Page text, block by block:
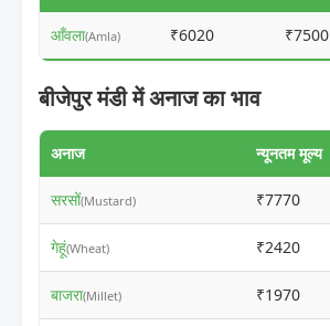
आँवला(Amla) ₹6020 ₹7500
बीजेपुर मंडी में अनाज का भाव
अनाज न्यूनतम मूल्य
सरसों(Mustard) ₹7770
गेहूं(Wheat) ₹2420
बाजरा(Millet) ₹1970